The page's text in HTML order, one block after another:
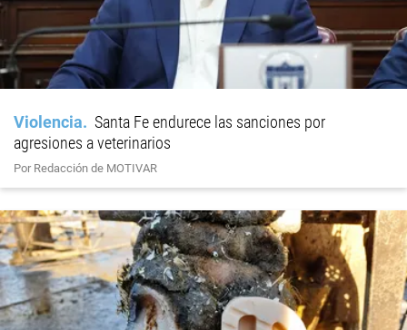
Violencia
Santa Fe endurece las sanciones por
agresiones a veterinarios
Por Redacción de MOTIVAR